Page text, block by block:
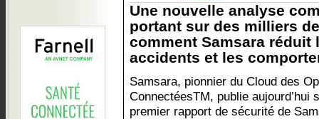
Une nouvelle analyse
portant sur des milliers
comment Samsara réduit
accidents et les
Samsara, pionnier du Cloud des
ConnectéesTM, publie aujourd’hui
premier rapport de sécurité de